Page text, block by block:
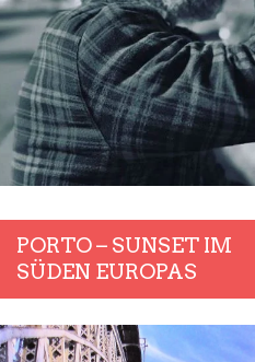
PORTO – SUNSET IM
SÜDEN EUROPAS